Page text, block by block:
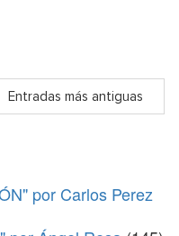
Entradas más antiguas
por Carlos Perez